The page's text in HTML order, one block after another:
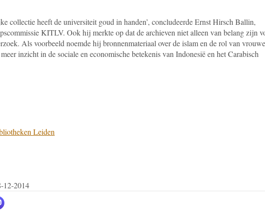
collectie heeft de universiteit goud in handen’, concludeerde Ernst Hirsch Ballin,
KITLV. Ook hij merkte op dat de archieven niet alleen van belang zijn
Als voorbeeld noemde hij bronnenmateriaal over de islam en de rol van
inzicht in de sociale en economische betekenis van Indonesië en het Carabisch
Leiden
12-2014
LinkedIn
via WhatsApp
Delen via Mastodon